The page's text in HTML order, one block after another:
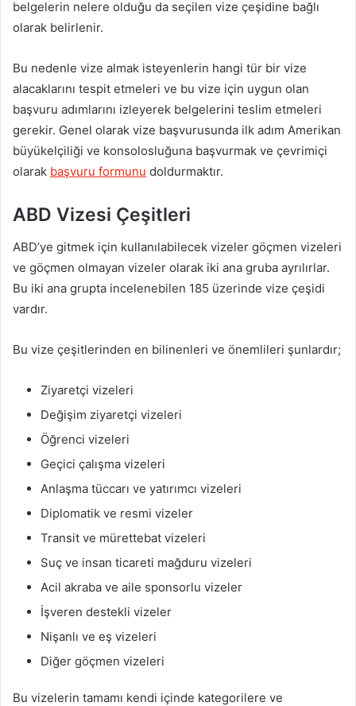
belgelerin nelere olduğu da seçilen vize çeşidine bağlı
olarak belirlenir.
Bu nedenle vize almak isteyenlerin hangi tür bir vize
alacaklarını tespit etmeleri ve bu vize için uygun olan
başvuru adımlarını izleyerek belgelerini teslim etmeleri
gerekir. Genel olarak vize başvurusunda ilk adım Amerikan
büyükelçiliği ve konsolosluğuna başvurmak ve çevrimiçi
olarak başvuru formunu doldurmaktır.
ABD Vizesi Çeşitleri
ABD’ye gitmek için kullanılabilecek vizeler göçmen vizeleri
ve göçmen olmayan vizeler olarak iki ana gruba ayrılırlar.
Bu iki ana grupta incelenebilen 185 üzerinde vize çeşidi
vardır.
Bu vize çeşitlerinden en bilinenleri ve önemlileri şunlardır;
Ziyaretçi vizeleri
Değişim ziyaretçi vizeleri
Öğrenci vizeleri
Geçici çalışma vizeleri
Anlaşma tüccarı ve yatırımcı vizeleri
Diplomatik ve resmi vizeler
Transit ve mürettebat vizeleri
Suç ve insan ticareti mağduru vizeleri
Acil akraba ve aile sponsorlu vizeler
İşveren destekli vizeler
Nişanlı ve eş vizeleri
Diğer göçmen vizeleri
Bu vizelerin tamamı kendi içinde kategorilere ve